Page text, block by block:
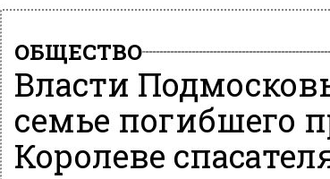
ОБЩЕСТВО
Власти
семье погибшего
Королеве